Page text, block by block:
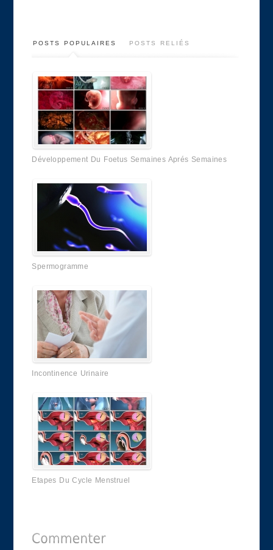
POSTS POPULAIRES POSTS RELIÉS
Développement Du Foetus Semaines Aprés Semaines
Spermogramme
Incontinence Urinaire
Etapes Du Cycle Menstruel